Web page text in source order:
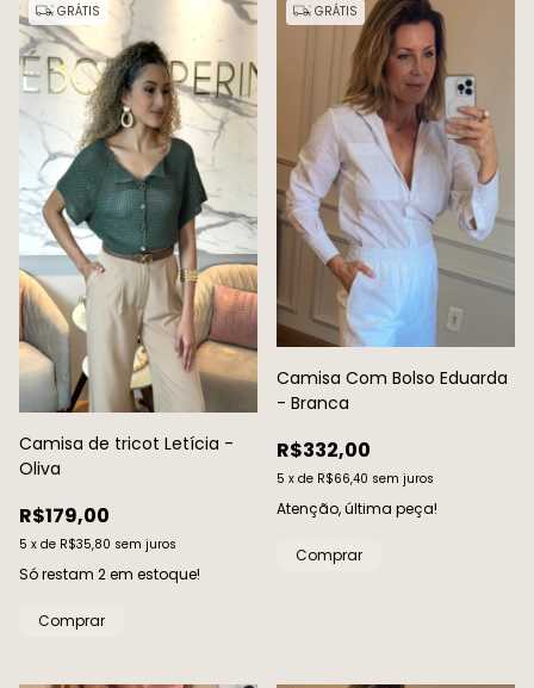
GRÁTIS
Camisa de tricot Letícia -
Oliva
R$179,00
5 x de R$35,80 sem juros
Só restam 2em estoque!
Comprar
GRÁTIS
Camisa Com Bolso Eduarda
- Branca
R$332,00
5 x de R$66,40 sem juros
Atenção, última peça!
Comprar